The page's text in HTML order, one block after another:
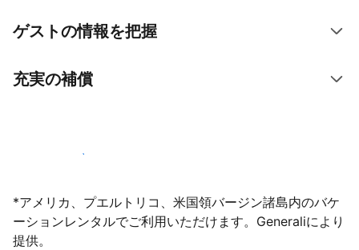
ゲストの情報を把握
充実の補償
今すぐ掲載登録する
*アメリカ、プエルトリコ、米国領バージン諸島内のバケ
ーションレンタルでご利用いただけます。Generaliにより
提供。